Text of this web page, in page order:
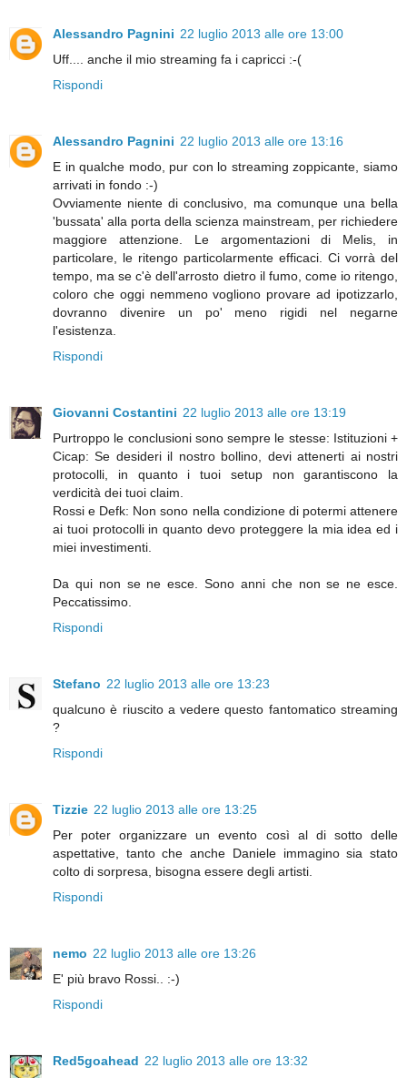
Alessandro Pagnini 22 luglio 2013 alle ore 13:00
Uff.... anche il mio streaming fa i capricci :-(
Rispondi
Alessandro Pagnini 22 luglio 2013 alle ore 13:16
E in qualche modo, pur con lo streaming zoppicante, siamo
arrivati in fondo :-)
Ovviamente niente di conclusivo, ma comunque una bella
'bussata' alla porta della scienza mainstream, per richiedere
maggiore attenzione. Le argomentazioni di Melis, in
particolare, le ritengo particolarmente efficaci. Ci vorrà del
tempo, ma se c'è dell'arrosto dietro il fumo, come io ritengo,
coloro che oggi nemmeno vogliono provare ad ipotizzarlo,
dovranno divenire un po' meno rigidi nel negarne
l'esistenza.
Rispondi
Giovanni Costantini 22 luglio 2013 alle ore 13:19
Purtroppo le conclusioni sono sempre le stesse: Istituzioni +
Cicap: Se desideri il nostro bollino, devi attenerti ai nostri
protocolli, in quanto i tuoi setup non garantiscono la
verdicità dei tuoi claim.
Rossi e Defk: Non sono nella condizione di potermi attenere
ai tuoi protocolli in quanto devo proteggere la mia idea ed i
miei investimenti.
Da qui non se ne esce. Sono anni che non se ne esce.
Peccatissimo.
Rispondi
Stefano 22 luglio 2013 alle ore 13:23
qualcuno è riuscito a vedere questo fantomatico streaming
?
Rispondi
Tizzie 22 luglio 2013 alle ore 13:25
Per poter organizzare un evento così al di sotto delle
aspettative, tanto che anche Daniele immagino sia stato
colto di sorpresa, bisogna essere degli artisti.
Rispondi
nemo 22 luglio 2013 alle ore 13:26
E' più bravo Rossi.. :-)
Rispondi
Red5goahead 22 luglio 2013 alle ore 13:32